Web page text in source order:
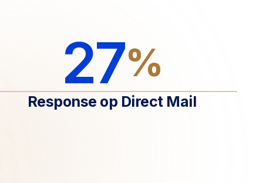
27%
Response op Direct Mail